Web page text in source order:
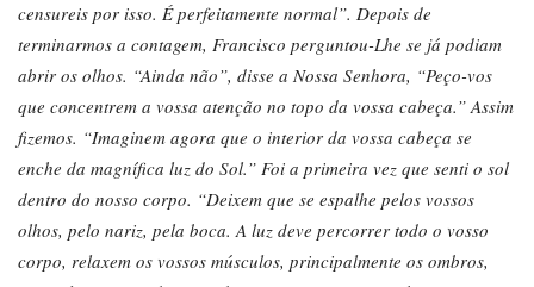
censureis por isso. É perfeitamente normal”. Depois de
terminarmos a contagem, Francisco perguntou-Lhe se já podiam
abrir os olhos. “Ainda não”, disse a Nossa Senhora, “Peço-vos
que concentrem a vossa atenção no topo da vossa cabeça.” Assim
fizemos. “Imaginem agora que o interior da vossa cabeça se
enche da magnífica luz do Sol.” Foi a primeira vez que senti o sol
dentro do nosso corpo. “Deixem que se espalhe pelos vossos
olhos, pelo nariz, pela boca. A luz deve percorrer todo o vosso
corpo, relaxem os vossos músculos, principalmente os ombros,